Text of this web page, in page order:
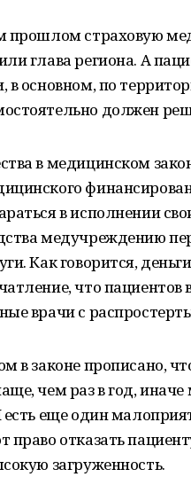
прошлом страховую
глава региона. А
в основном, по
должен
в медицинском
в исполнении
медучреждению
Как говорится,
что
врачи с
в законе прописано,
чем раз в год,
есть еще один
право отказать
загруженность.